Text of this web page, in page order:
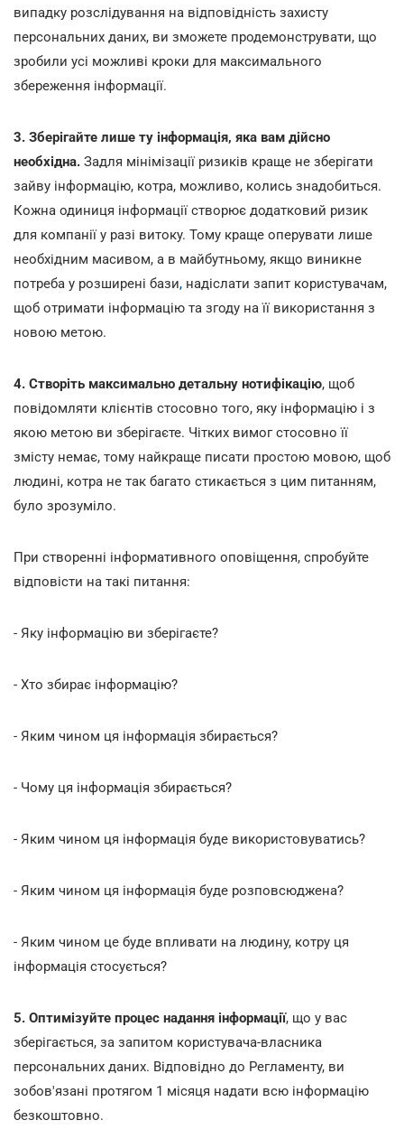
випадку розслідування на відповідність захисту
персональних даних, ви зможете продемонструвати, що
зробили усі можливі кроки для максимального
збереження інформації.
3. Зберігайте лише ту інформація, яка вам дійсно
необхідна. Задля мінімізації ризиків краще не зберігати
зайву інформацію, котра, можливо, колись знадобиться.
Кожна одиниця інформації створює додатковий ризик
для компанії у разі витоку. Тому краще оперувати лише
необхідним масивом, а в майбутньому, якщо виникне
потреба у розширені бази, надіслати запит користувачам,
щоб отримати інформацію та згоду на її використання з
новою метою.
4. Створіть максимально детальну нотифікацію, щоб
повідомляти клієнтів стосовно того, яку інформацію і з
якою метою ви зберігаєте. Чітких вимог стосовно її
змісту немає, тому найкраще писати простою мовою, щоб
людині, котра не так багато стикається з цим питанням,
було зрозуміло.
При створенні інформативного оповіщення, спробуйте
відповісти на такі питання:
- Яку інформацію ви зберігаєте?
- Хто збирає інформацію?
- Яким чином ця інформація збирається?
- Чому ця інформація збирається?
- Яким чином ця інформація буде використовуватись?
- Яким чином ця інформація буде розповсюджена?
- Яким чином це буде впливати на людину, котру ця
інформація стосується?
5. Оптимізуйте процес надання інформації, що у вас
зберігається, за запитом користувача-власника
персональних даних. Відповідно до Регламенту, ви
зобов'язані протягом 1 місяця надати всю інформацію
безкоштовно.